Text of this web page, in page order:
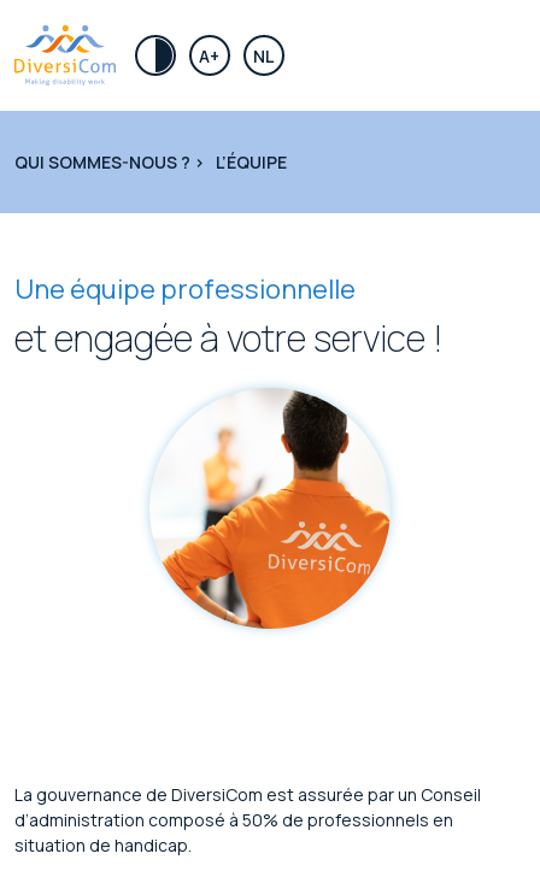
A+ NL
QUI SOMMES-NOUS ? > L’ÉQUIPE
Une équipe professionnelle
et engagée à votre service !
La gouvernance de DiversiCom est assurée par un Conseil
d’administration composé à 50% de professionnels en
situation de handicap.